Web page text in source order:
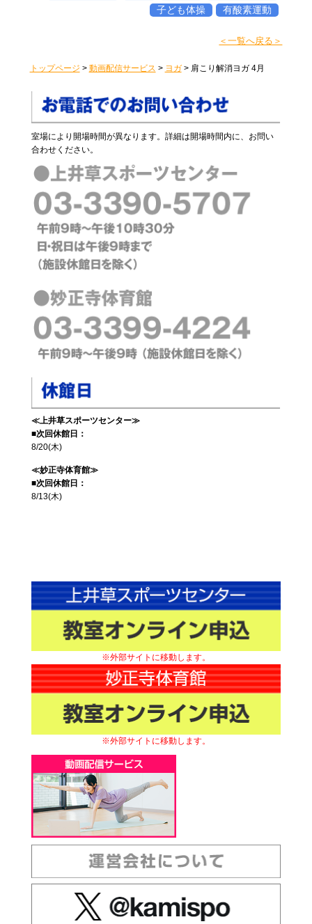
子ども体操
有酸素運動
＜一覧へ戻る＞
トップページ > 動画配信サービス > ヨガ> 肩こり解消ヨガ 4月
室場により開場時間が異なります。詳細は開場時間内に、お問い
合わせください。
≪上井草スポーツセンター≫
■次回休館日：
8/20(木)
≪妙正寺体育館≫
■次回休館日：
8/13(木)
※外部サイトに移動します。
※外部サイトに移動します。